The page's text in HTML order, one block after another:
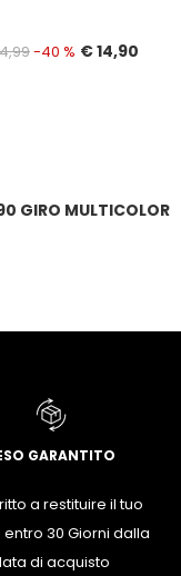
-40 % € 14,90
GIRO MULTICOLOR
GARANTITO
a restituire il tuo
30 Giorni dalla
di acquisto